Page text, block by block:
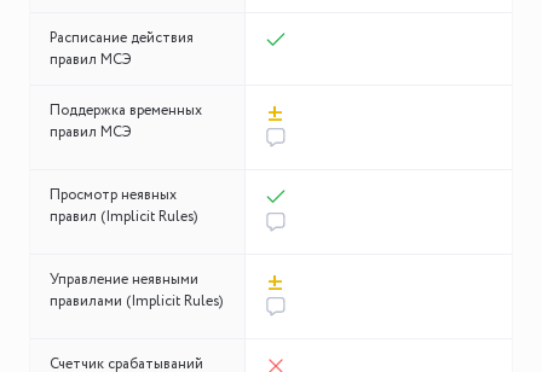
Расписание действия
правил МСЭ
Поддержка временных
правил МСЭ
±
Просмотр неявных
правил (Implicit Rules)
Управление неявными
правилами (Implicit Rules)
±
Счетчик срабатываний